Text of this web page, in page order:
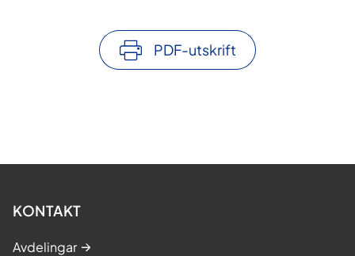
PDF-utskrift
KONTAKT
Avdelingar